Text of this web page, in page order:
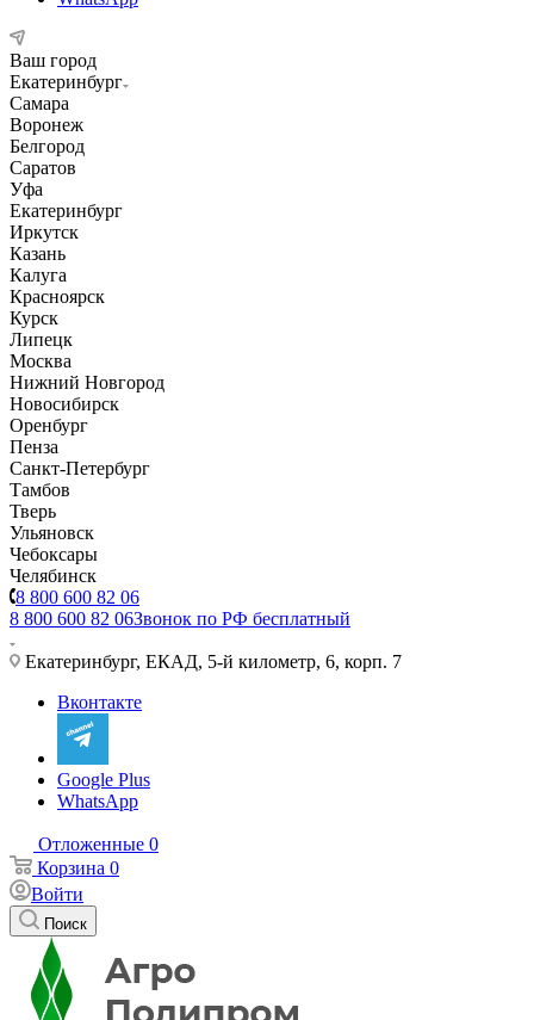
Ваш город
Екатеринбург
Самара
Воронеж
Белгород
Саратов
Уфа
Екатеринбург
Иркутск
Казань
Калуга
Красноярск
Курск
Липецк
Москва
Нижний Новгород
Новосибирск
Оренбург
Пенза
Санкт-Петербург
Тамбов
Тверь
Ульяновск
Чебоксары
Челябинск
8 800 600 82 06
8 800 600 82 06Звонок по РФ бесплатный
Екатеринбург, ЕКАД, 5-й километр, 6, корп. 7
Вконтакте
Google Plus
WhatsApp
Отложенные 0
Корзина 0
Войти
Поиск